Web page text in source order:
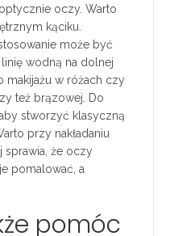
oczy. Warto
kąciku.
może być
wodną na dolnej
makijażu w różach czy
też brązowej. Do
stworzyć klasyczną
przy nakładaniu
sprawia, że oczy
pomalować, a
pomóc